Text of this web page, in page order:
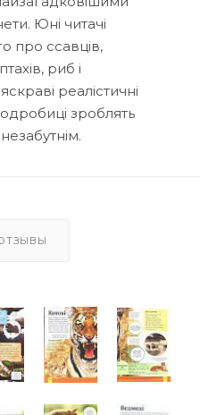
Юні читачі
про ссавців,
риб і
реалістичні
зроблять